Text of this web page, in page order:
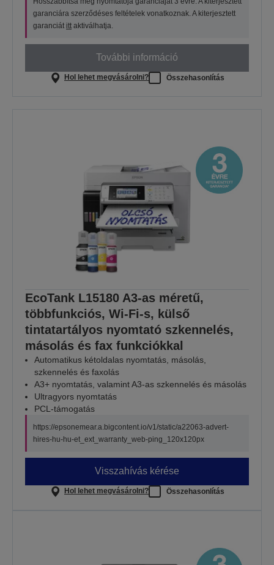
garanciára szerződéses feltételek vonatkoznak. A kiterjesztett
garanciát itt aktiválhatja.
További információ
Hol lehet megvásárolni? Összehasonlítás
EcoTank L15180 A3-as méretű,
többfunkciós, Wi-Fi-s, külső
tintatartályos nyomtató szkennelés,
másolás és fax funkciókkal
Automatikus kétoldalas nyomtatás, másolás,
szkennelés és faxolás
A3+ nyomtatás, valamint A3-as szkennelés és másolás
Ultragyors nyomtatás
PCL-támogatás
https://epsonemear.a.bigcontent.io/v1/static/a22063-advert-
hires-hu-hu-et_ext_warranty_web-ping_120x120px
Visszahívás kérése
Hol lehet megvásárolni? Összehasonlítás